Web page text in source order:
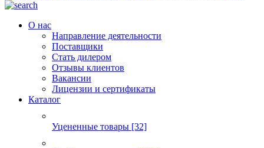
О нас
Направление деятельности
Поставщики
Стать дилером
Отзывы клиентов
Вакансии
Лицензии и сертификаты
Каталог
Уцененные товары [32]